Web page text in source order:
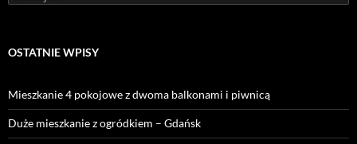
OSTATNIE WPISY
Mieszkanie 4 pokojowe z dwoma balkonami i piwnicą
Duże mieszkanie z ogródkiem – Gdańsk